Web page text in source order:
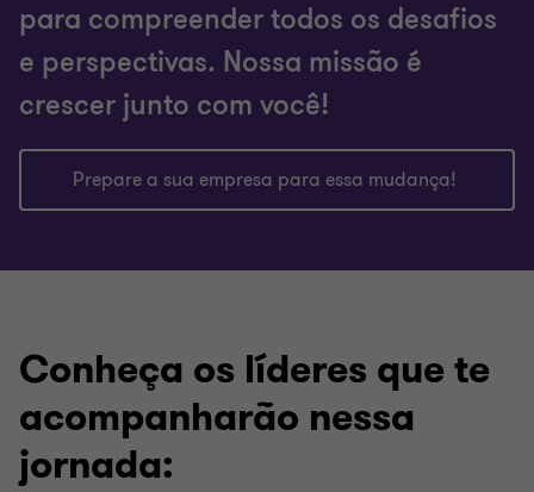
para compreender todos os desafios
e perspectivas. Nossa missão é
crescer junto com você!
Prepare a sua empresa para essa mudança!
Conheça os líderes que te
acompanharão nessa
jornada: